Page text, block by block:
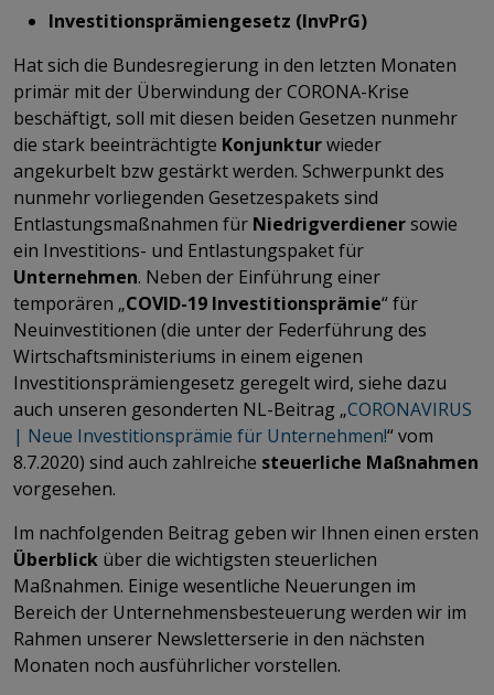
Investitionsprämiengesetz (InvPrG)
Hat sich die Bundesregierung in den letzten Monaten
primär mit der Überwindung der CORONA-Krise
beschäftigt, soll mit diesen beiden Gesetzen nunmehr
die stark beeinträchtigte Konjunkturwieder
angekurbelt bzw gestärkt werden. Schwerpunkt des
nunmehr vorliegenden Gesetzespakets sind
Entlastungsmaßnahmen für Niedrigverdienersowie
ein Investitions- und Entlastungspaket für
Unternehmen. Neben der Einführung einer
temporären „COVID-19 Investitionsprämie“ für
Neuinvestitionen (die unter der Federführung des
Wirtschaftsministeriums in einem eigenen
Investitionsprämiengesetz geregelt wird, siehe dazu
auch unseren gesonderten NL-Beitrag „CORONAVIRUS
| Neue Investitionsprämie für Unternehmen!“ vom
8.7.2020) sind auch zahlreiche steuerliche Maßnahmen
vorgesehen.
Im nachfolgenden Beitrag geben wir Ihnen einen ersten
Überblick über die wichtigsten steuerlichen
Maßnahmen. Einige wesentliche Neuerungen im
Bereich der Unternehmensbesteuerung werden wir im
Rahmen unserer Newsletterserie in den nächsten
Monaten noch ausführlicher vorstellen.